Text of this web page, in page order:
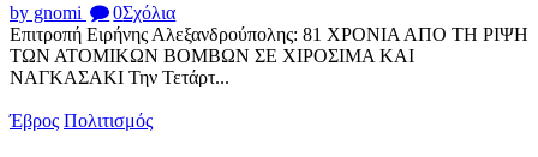
by gnomi 0Σχόλια
Επιτροπή Ειρήνης Αλεξανδρούπολης: 81 ΧΡΟΝΙΑ ΑΠΟ ΤΗ ΡΙΨΗ
ΤΩΝ ΑΤΟΜΙΚΩΝ ΒΟΜΒΩΝ ΣΕ ΧΙΡΟΣΙΜΑ ΚΑΙ
ΝΑΓΚΑΣΑΚΙ Την Τετάρτ...
Έβρος Πολιτισμός